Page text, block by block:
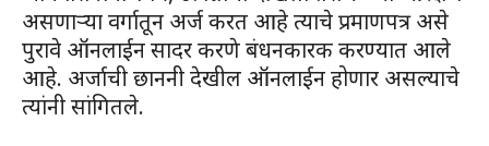
असणाऱ्या वर्गातून अर्ज करत आहे त्याचे प्रमाणपत्र असे
पुरावे ऑनलाईन सादर करणे बंधनकारक करण्यात आले
आहे. अर्जाची छाननी देखील ऑनलाईन होणार असल्याचे
त्यांनी सांगितले.